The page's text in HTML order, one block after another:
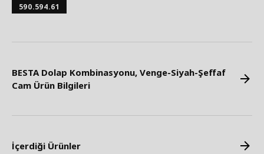
590.594.61
BESTA Dolap Kombinasyonu, Venge-Siyah-Şeffaf
Cam Ürün Bilgileri
İçerdiği Ürünler